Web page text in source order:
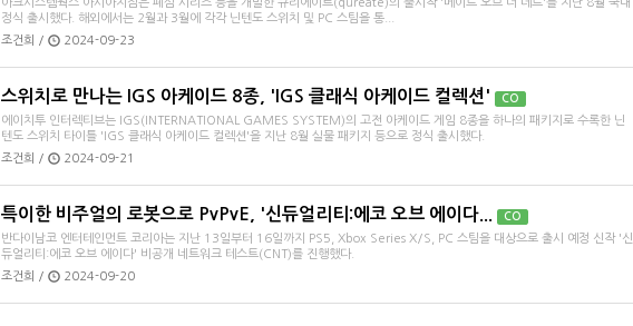
아크시스템웍스 아시아지점은 폐심 시리즈 등을 개발한 큐리에이트(qureate)의 출시작 '메이드 오브 더 데드'를 지난 8월 국내
정식 출시했다. 해외에서는 2월과 3월에 각각 닌텐도 스위치 및 PC 스팀을 통...
조건희 /
2024-09-23
스위치로 만나는 IGS 아케이드 8종, 'IGS 클래식 아케이드 컬렉션' CO
에이치투 인터렉티브는 IGS(INTERNATIONAL GAMES SYSTEM)의 고전 아케이드 게임 8종을 하나의 패키지로 수록한 닌
텐도 스위치 타이틀 'IGS 클래식 아케이드 컬렉션'을 지난 8월 실물 패키지 등으로 정식 출시했다.
조건희 /
2024-09-21
특이한 비주얼의 로봇으로 PvPvE, '신듀얼리티:에코 오브 에이다... CO
반다이남코 엔터테인먼트 코리아는 지난 13일부터 16일까지 PS5, Xbox Series X/S, PC 스팀을 대상으로 출시 예정 신작 '신
듀얼리티:에코 오브 에이다' 비공개 네트워크 테스트(CNT)를 진행했다.
조건희 /
2024-09-20